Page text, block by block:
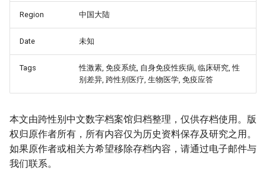
Region 中国大陆
Date 未知
Tags
性激素, 免疫系统, 自身免疫性疾病, 临床研究, 性
别差异, 跨性别医疗, 生物医学, 免疫应答
本文由跨性别中文数字档案馆归档整理，仅供存档使用。版
权归原作者所有，所有内容仅为历史资料保存及研究之用。
如果原作者或相关方希望移除存档内容，请通过电子邮件与
我们联系。